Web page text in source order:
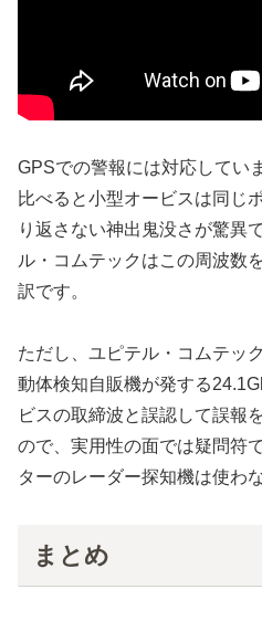
GPSでの警報には対応してい
比べると小型オービスは同じ
り返さない神出鬼没さが驚異
ル・コムテックはこの周波数
訳です。
ただし、ユピテル・コムテッ
動体検知自販機が発する
ビスの取締波と誤認して誤報
ので、実用性の面では疑問符
ターのレーダー探知機は使わ
まとめ